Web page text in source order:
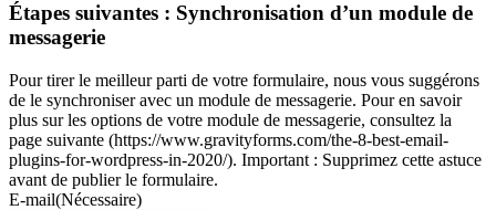
Étapes suivantes : Synchronisation d’un module de
messagerie
Pour tirer le meilleur parti de votre formulaire, nous vous suggérons
de le synchroniser avec un module de messagerie. Pour en savoir
plus sur les options de votre module de messagerie, consultez la
page suivante (https://www.gravityforms.com/the-8-best-email-
plugins-for-wordpress-in-2020/). Important : Supprimez cette astuce
avant de publier le formulaire.
E-mail(Nécessaire)